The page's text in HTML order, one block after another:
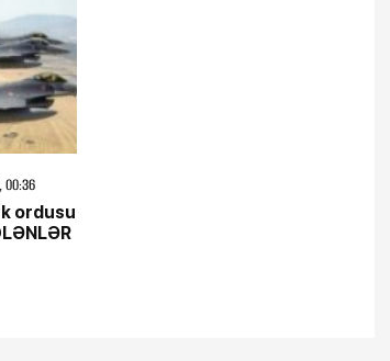
00:36
ordusu